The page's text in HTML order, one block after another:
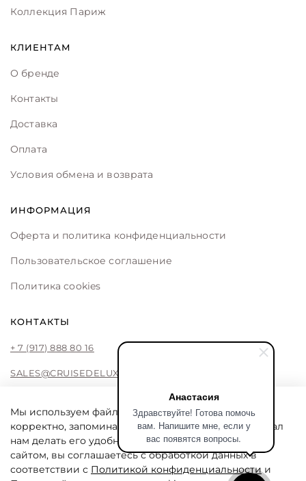
Анастасия
Здравствуйте! Готова помочь
вам. Напишите мне, если у
вас появятся вопросы.
Коллекция Париж
КЛИЕНТАМ
О бренде
Контакты
Доставка
Оплата
Условия обмена и возврата
ИНФОРМАЦИЯ
Оферта и политика конфиденциальности
Пользовательское соглашение
Политика cookies
КОНТАКТЫ
+ 7 (917) 888 80 16
SALES@CRUISEDELUXE.STORE
CRUISE DE LUXE
Cruise De Luxe online store by Liliya Fattakhova
Мы используем файлы cookie, чтобы сайт работал
корректно, запоминал ваши предпочтения и помогал
нам делать его удобнее. Продолжая пользоваться
сайтом, вы соглашаетесь с обработкой данных в
соответствии с Политикой конфиденциальностии